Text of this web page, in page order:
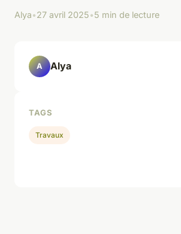
Alya•27 avril 2025•5 min de lecture
A Alya
TAGS
Travaux